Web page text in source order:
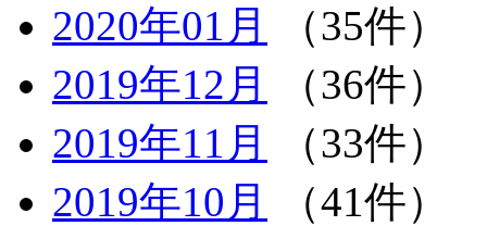
2020年01月
（35件）
2019年12月
（36件）
2019年11月
（33件）
2019年10月
（41件）